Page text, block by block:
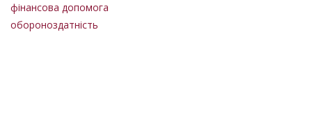
фінансова допомога
обороноздатність